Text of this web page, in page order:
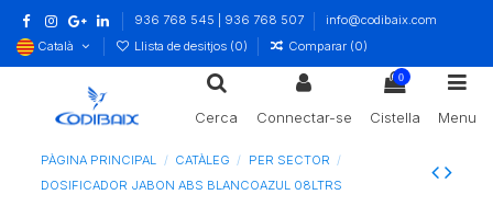
936 768 545 | 936 768 507
info@codibaix.com
Català
Llista de desitjos (0) Comparar (0)
Cerca Connectar-se
0
Cistella Menu
PÀGINA PRINCIPAL CATÀLEG
PER SECTOR
DOSIFICADOR JABON ABS BLANCOAZUL 08LTRS